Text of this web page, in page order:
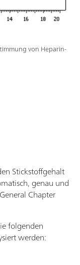
von Heparin-
Stickstoffgehalt
genau und
Chapter
folgenden
werden: